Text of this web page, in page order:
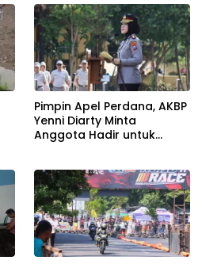
Pimpin Apel Perdana, AKBP
Yenni Diarty Minta
Anggota Hadir untuk